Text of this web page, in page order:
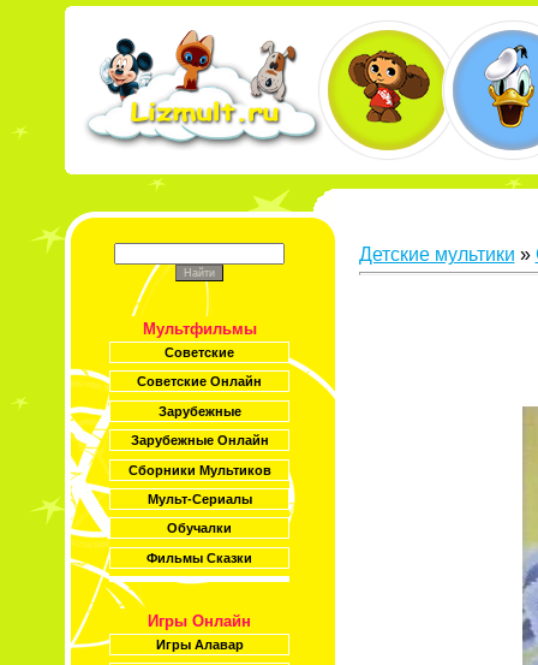
Мультфильмы
Советские
Советские Онлайн
Зарубежные
Зарубежные Онлайн
Сборники Мультиков
Мульт-Сериалы
Обучалки
Фильмы Сказки
Игры Онлайн
Игры Алавар
Детские мультики »